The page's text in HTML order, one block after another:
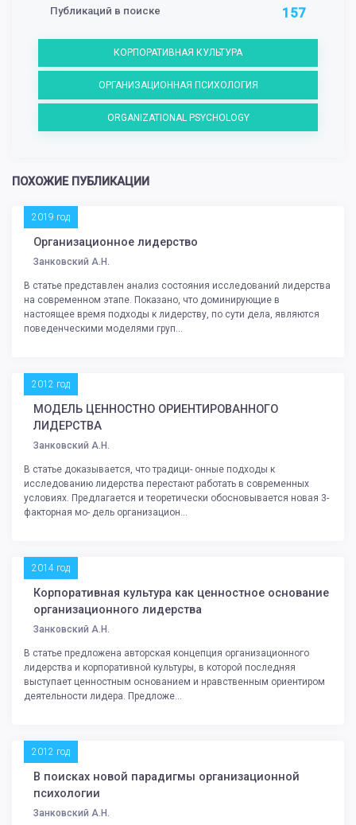
Публикаций в поиске 157
КОРПОРАТИВНАЯ КУЛЬТУРА
ОРГАНИЗАЦИОННАЯ ПСИХОЛОГИЯ
ORGANIZATIONAL PSYCHOLOGY
ПОХОЖИЕ ПУБЛИКАЦИИ
2019 год
Организационное лидерство
Занковский А.Н.
В статье представлен анализ состояния исследований лидерства
на современном этапе. Показано, что доминирующие в
настоящее время подходы к лидерству, по сути дела, являются
поведенческими моделями груп...
2012 год
МОДЕЛЬ ЦЕННОСТНО ОРИЕНТИРОВАННОГО
ЛИДЕРСТВА
Занковский А.Н.
В статье доказывается, что традици- онные подходы к
исследованию лидерства перестают работать в современных
условиях. Предлагается и теоретически обосновывается новая 3-
факторная мо- дель организацион...
2014 год
Корпоративная культура как ценностное основание
организационного лидерства
Занковский А.Н.
В статье предложена авторская концепция организационного
лидерства и корпоративной культуры, в которой последняя
выступает ценностным основанием и нравственным ориентиром
деятельности лидера. Предложе...
2012 год
В поисках новой парадигмы организационной
психологии
Занковский А.Н.